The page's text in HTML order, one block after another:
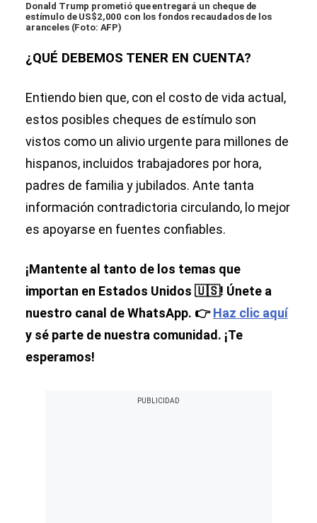
Donald Trump prometió que entregará un cheque de
estímulo de US$2,000 con los fondos recaudados de los
aranceles (Foto: AFP)
¿QUÉ DEBEMOS TENER EN CUENTA?
Entiendo bien que, con el costo de vida actual,
estos posibles cheques de estímulo son
vistos como un alivio urgente para millones de
hispanos, incluidos trabajadores por hora,
padres de familia y jubilados. Ante tanta
información contradictoria circulando, lo mejor
es apoyarse en fuentes confiables.
¡Mantente al tanto de los temas que
importan en Estados Unidos 🇺🇸! Únete a
nuestro canal de WhatsApp. 👉Haz clic aquí
y sé parte de nuestra comunidad. ¡Te
esperamos!